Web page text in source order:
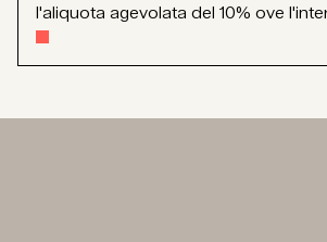
l'aliquota agevolata del 10% ove